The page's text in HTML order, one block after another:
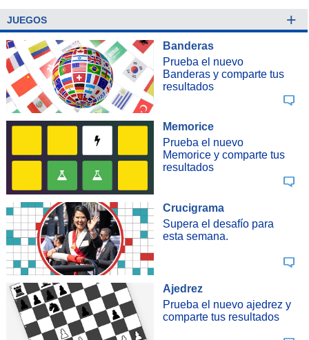
JUEGOS +
Banderas
Prueba el nuevo
Banderas y comparte tus
resultados
Memorice
Prueba el nuevo
Memorice y comparte tus
resultados
Crucigrama
Supera el desafío para
esta semana.
Ajedrez
Prueba el nuevo ajedrez y
comparte tus resultados